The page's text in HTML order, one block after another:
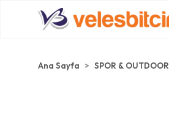
Ana Sayfa SPOR & OUTDOOR